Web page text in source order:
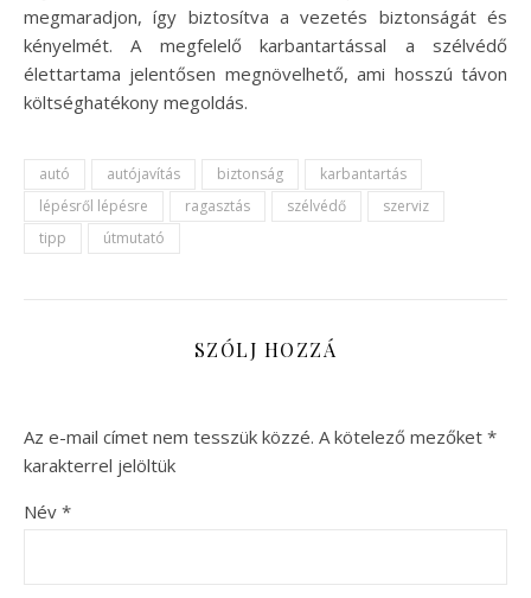
megmaradjon, így biztosítva a vezetés biztonságát és
kényelmét. A megfelelő karbantartással a szélvédő
élettartama jelentősen megnövelhető, ami hosszú távon
költséghatékony megoldás.
autó autójavítás biztonság
karbantartás
lépésről lépésre
ragasztás szélvédő
szerviz
tipp
útmutató
SZÓLJ HOZZÁ
Az e-mail címet nem tesszük közzé. A kötelező mezőket *
karakterrel jelöltük
Név *